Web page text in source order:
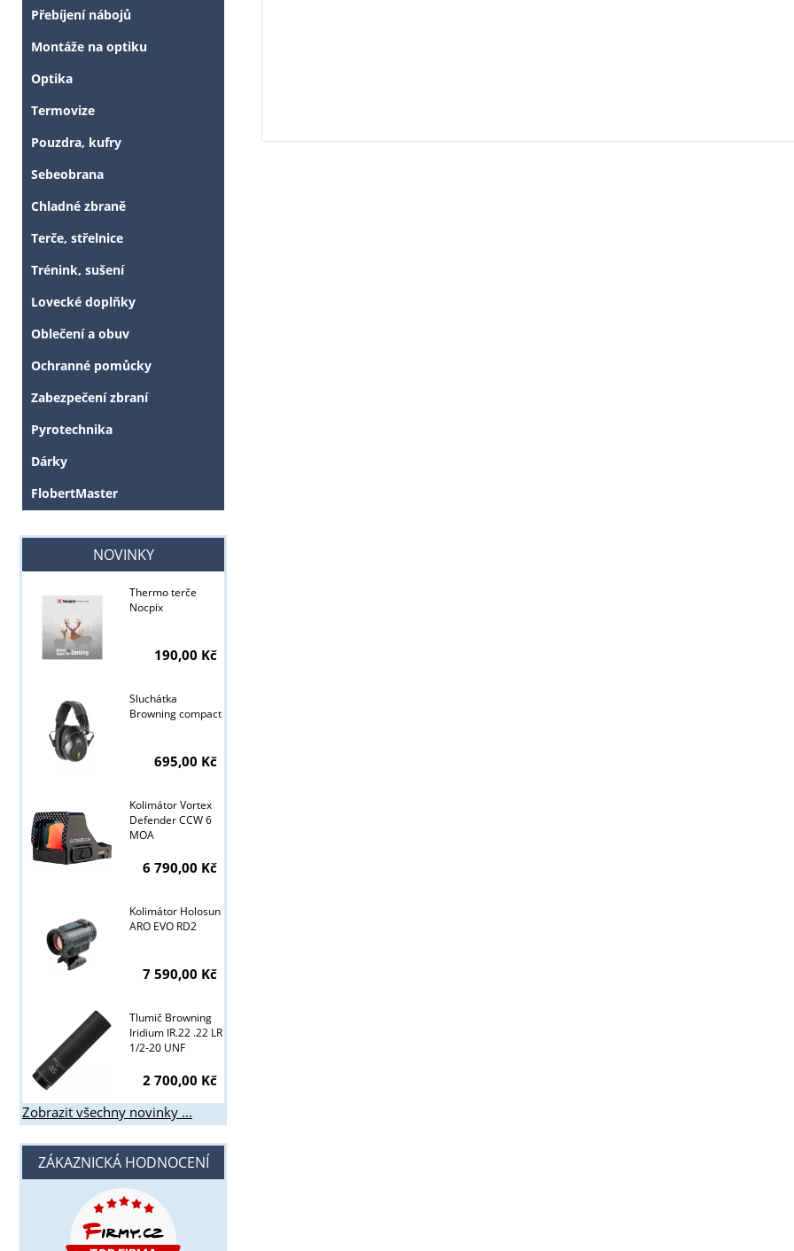
Přebíjení nábojů
Montáže na optiku
Optika
Termovize
Pouzdra, kufry
Sebeobrana
Chladné zbraně
Terče, střelnice
Trénink, sušení
Lovecké doplňky
Oblečení a obuv
Ochranné pomůcky
Zabezpečení zbraní
Pyrotechnika
Dárky
FlobertMaster
NOVINKY
Thermo terče
Nocpix
190,00 Kč
Sluchátka
Browning compact
695,00 Kč
Kolimátor Vortex
Defender CCW 6
MOA
6 790,00 Kč
Kolimátor Holosun
ARO EVO RD2
7 590,00 Kč
Tlumič Browning
Iridium IR.22 .22 LR
1/2-20 UNF
2 700,00 Kč
Zobrazit všechny novinky ...
ZÁKAZNICKÁ HODNOCENÍ